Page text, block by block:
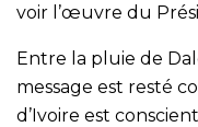
voir l’œuvre du
Entre la pluie de
message est resté
d’Ivoire est